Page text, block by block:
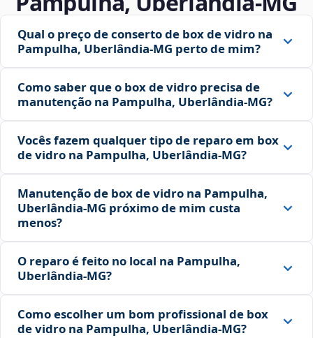
Qual o preço de conserto de box de vidro na
Pampulha, Uberlândia‑MG perto de mim?
Como saber que o box de vidro precisa de
manutenção na Pampulha, Uberlândia‑MG?
Vocês fazem qualquer tipo de reparo em box
de vidro na Pampulha, Uberlândia‑MG?
Manutenção de box de vidro na Pampulha,
Uberlândia‑MG próximo de mim custa
menos?
O reparo é feito no local na Pampulha,
Uberlândia‑MG?
Como escolher um bom profissional de box
de vidro na Pampulha, Uberlândia‑MG?